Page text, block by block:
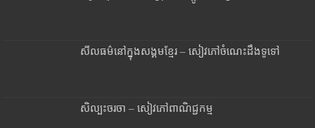
សីលធម៌នៅក្នុងសង្គមខ្មែរ – សៀវភៅចំណេះដឹងទូទៅ
សិល្បះចរចា – សៀវភៅពាណិជ្ជកម្ម